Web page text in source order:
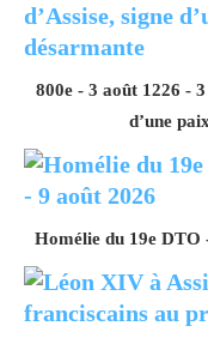
800e - 3 août 1226 -
d’une
Homélie du 19e